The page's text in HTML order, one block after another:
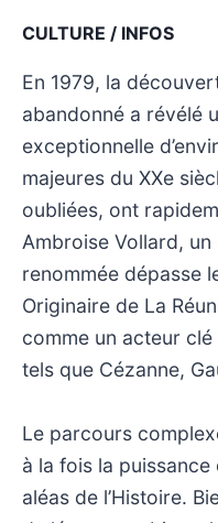
CULTURE / INFOS
En 1979, la
abandonné a révélé
exceptionnelle
majeures du XXe
oubliées, ont
Ambroise Vollard, un
renommée dépasse
Originaire de La
comme un acteur
tels que Cézanne,
Le parcours
à la fois la puissance
aléas de l’Histoire.